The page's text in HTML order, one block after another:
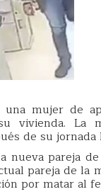
mujer de
vivienda. La
de su jornada
nueva pareja
pareja de la
por matar al